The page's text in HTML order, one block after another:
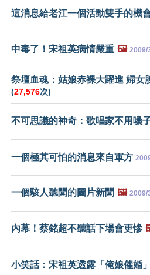
這消息給老江一個活動雙手的機
中毒了！宋祖英病情嚴重 🖼️ 2009/
祭壇血魂：姑娘赤裸大躍進 婦女
(27,576次)
不可思議的神奇：歌唱家不用嗓
一個極其可怕的消息來自軍方
一個駭人聽聞的圖片新聞 🖼️ 2009/
內幕！蔡銘超不聽話下場會更慘
小笑話：宋祖英透露「俺娘催婚」